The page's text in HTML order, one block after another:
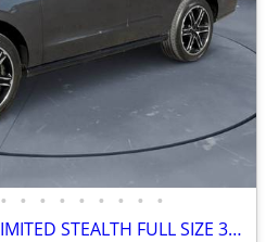
• • • • • • • • •
2020 FORD EXPEDITION LIMITED STEALTH FULL SIZE 3RD ROW SUV 3.5 #520103